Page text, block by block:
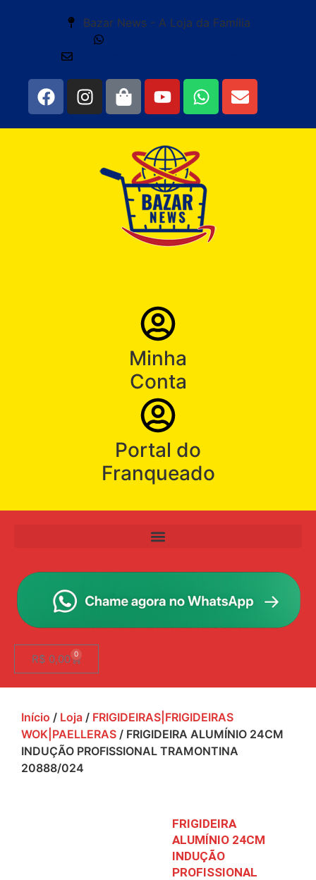
Bazar News - A Loja da Família
Minha
Conta
Portal do
Franqueado
R$ 0,00 0
Início / Loja / FRIGIDEIRAS|FRIGIDEIRAS
WOK|PAELLERAS / FRIGIDEIRA ALUMÍNIO 24CM
INDUÇÃO PROFISSIONAL TRAMONTINA
20888/024
FRIGIDEIRA
ALUMÍNIO 24CM
INDUÇÃO
PROFISSIONAL